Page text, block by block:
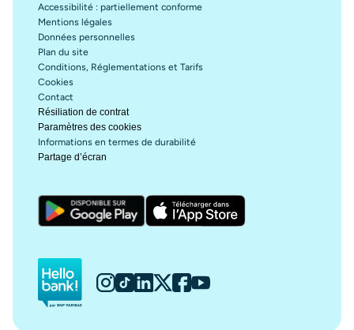
Accessibilité : partiellement conforme
Mentions légales
Données personnelles
Plan du site
Conditions, Réglementations et Tarifs
Cookies
Contact
Résiliation de contrat
Paramètres des cookies
Informations en termes de durabilité
Partage d’écran